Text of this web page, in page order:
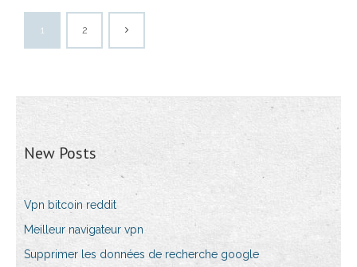
1 2
New Posts
Vpn bitcoin reddit
Meilleur navigateur vpn
Supprimer les données de recherche google